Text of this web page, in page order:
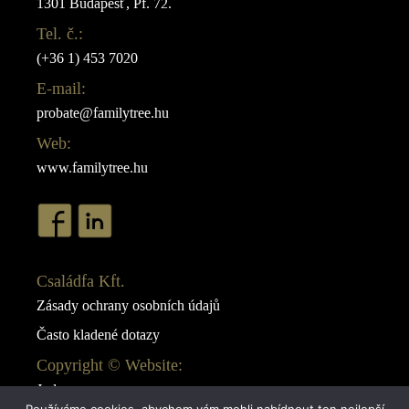
1301 Budapešť, Pf. 72.
Tel. č.:
(+36 1) 453 7020
E-mail:
probate@familytree.hu
Web:
www.familytree.hu
Családfa Kft.
Zásady ochrany osobních údajů
Často kladené dotazy
Copyright © Website:
Juda